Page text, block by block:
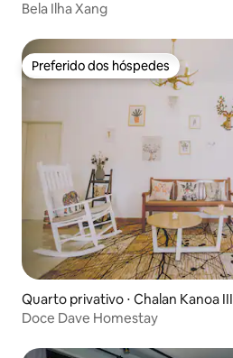
Bela Ilha Xang
Preferido dos hóspedes
Preferido dos hóspedes
Quarto privativo ⋅ Chalan Kanoa III
Doce Dave Homestay